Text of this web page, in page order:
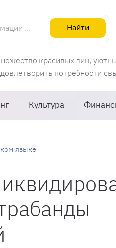
Испании
Найти
красивых лиц,
потребности
Культура
языке